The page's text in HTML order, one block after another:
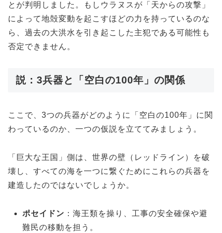
とが判明しました。もしウラヌスが「天からの攻撃」
によって地殻変動を起こすほどの力を持っているのな
ら、過去の大洪水を引き起こした主犯である可能性も
否定できません。
説：3兵器と「空白の100年」の関係
ここで、3つの兵器がどのように「空白の100年」に関
わっているのか、一つの仮説を立ててみましょう。
「巨大な王国」側は、世界の壁（レッドライン）を破
壊し、すべての海を一つに繋ぐためにこれらの兵器を
建造したのではないでしょうか。
ポセイドン ：海王類を操り、工事の安全確保や避
難民の移動を担う。